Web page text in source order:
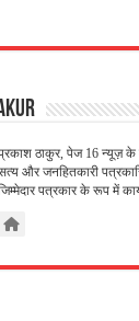
ठाकुर, पेज 16 न्यूज़ के
और जनहितकारी
पत्रकार के रूप में